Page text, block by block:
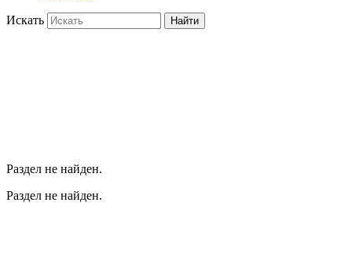
Искать Найти
Раздел не найден.
Раздел не найден.